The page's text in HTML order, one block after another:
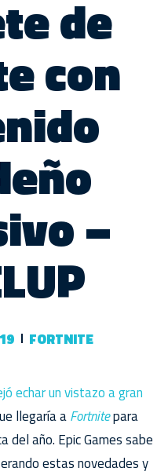
de
con
–
FORTNITE
echar un vistazo a gran
llegaría aFortnitepara
del año. Epic Games sabe
estas novedades y